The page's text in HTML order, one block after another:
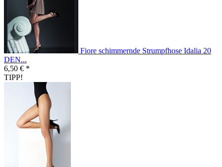
Fiore schimmernde Strumpfhose Idalia 20
DEN...
6,50 € *
TIPP!